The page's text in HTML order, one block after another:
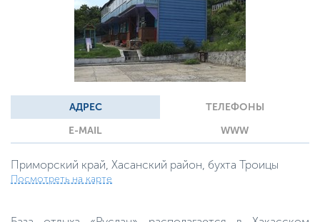
АДРЕС
ТЕЛЕФОНЫ
E-MAIL
WWW
Приморский край, Хасанский район, бухта Троицы
Посмотреть на карте